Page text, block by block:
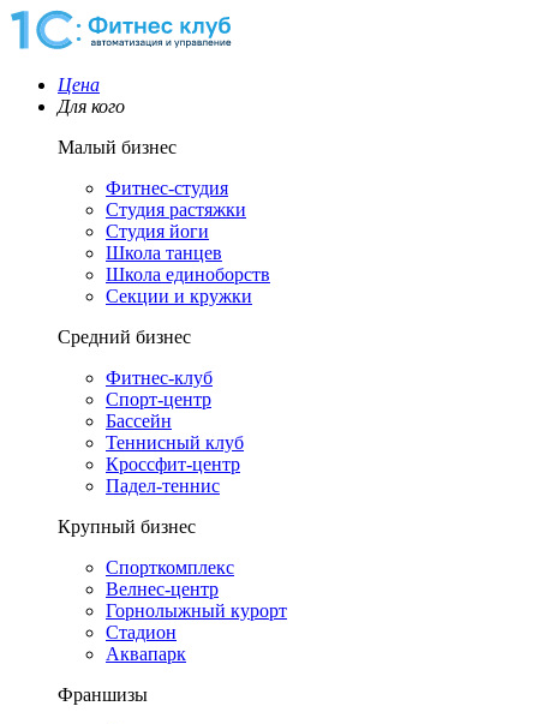
Цена
Для кого
Малый бизнес
Фитнес-студия
Студия растяжки
Студия йоги
Школа танцев
Школа единоборств
Секции и кружки
Средний бизнес
Фитнес-клуб
Спорт-центр
Бассейн
Теннисный клуб
Кроссфит-центр
Падел-теннис
Крупный бизнес
Спорткомплекс
Велнес-центр
Горнолыжный курорт
Стадион
Аквапарк
Франшизы